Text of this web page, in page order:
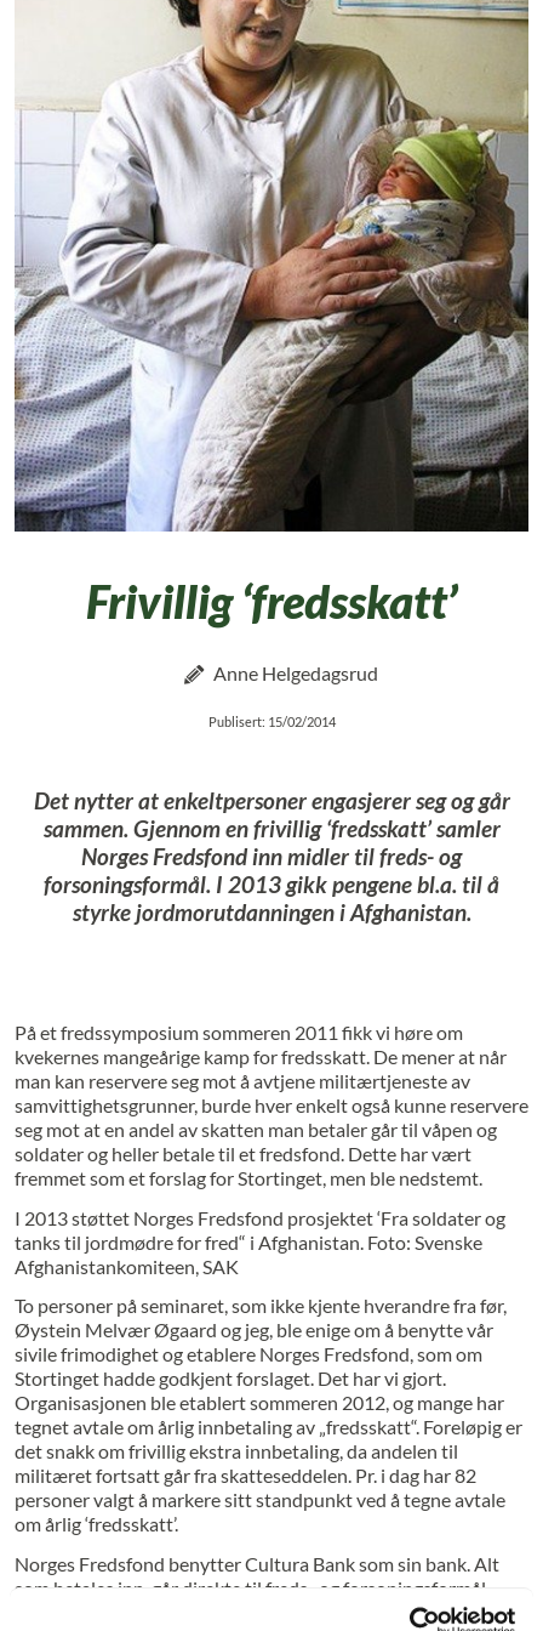
Frivillig ‘fredsskatt’
Anne Helgedagsrud
Publisert: 15/02/2014
Det nytter at enkeltpersoner engasjerer seg og går
sammen. Gjennom en frivillig ‘fredsskatt’ samler
Norges Fredsfond inn midler til freds- og
forsoningsformål. I 2013 gikk pengene bl.a. til å
styrke jordmorutdanningen i Afghanistan.
På et fredssymposium sommeren 2011 fikk vi høre om
kvekernes mangeårige kamp for fredsskatt. De mener at når
man kan reservere seg mot å avtjene militærtjeneste av
samvittighetsgrunner, burde hver enkelt også kunne reservere
seg mot at en andel av skatten man betaler går til våpen og
soldater og heller betale til et fredsfond. Dette har vært
fremmet som et forslag for Stortinget, men ble nedstemt.
I 2013 støttet Norges Fredsfond prosjektet ‘Fra soldater og
tanks til jordmødre for fred“ i Afghanistan. Foto: Svenske
Afghanistankomiteen, SAK
To personer på seminaret, som ikke kjente hverandre fra før,
Øystein Melvær Øgaard og jeg, ble enige om å benytte vår
sivile frimodighet og etablere Norges Fredsfond, som om
Stortinget hadde godkjent forslaget. Det har vi gjort.
Organisasjonen ble etablert sommeren 2012, og mange har
tegnet avtale om årlig innbetaling av „fredsskatt“. Foreløpig er
det snakk om frivillig ekstra innbetaling, da andelen til
militæret fortsatt går fra skatteseddelen. Pr. i dag har 82
personer valgt å markere sitt standpunkt ved å tegne avtale
om årlig ‘fredsskatt’.
Norges Fredsfond benytter Cultura Bank som sin bank. Alt
som betales inn, går direkte til freds- og forsoningsformål.
Driftskostnader dekkes av styremedlemmene privat. På sikt